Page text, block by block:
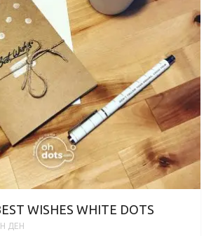
WISHES WHITE DOTS
ДЕН